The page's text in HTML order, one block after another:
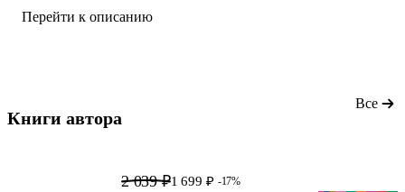
Перейти к описанию
Книги автора
Все
2 039 ₽1 699 ₽ -17%